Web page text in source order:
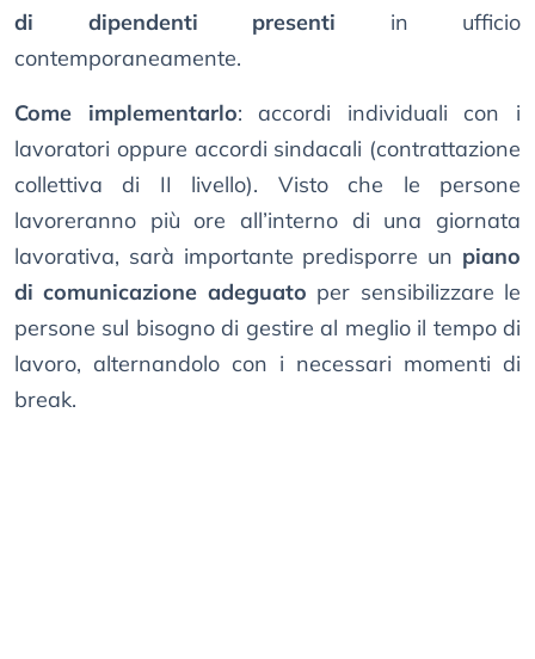
di dipendenti presenti in ufficio
contemporaneamente.
Come implementarlo: accordi individuali con i
lavoratori oppure accordi sindacali (contrattazione
collettiva di II livello). Visto che le persone
lavoreranno più ore all’interno di una giornata
lavorativa, sarà importante predisporre un piano
di comunicazione adeguato per sensibilizzare le
persone sul bisogno di gestire al meglio il tempo di
lavoro, alternandolo con i necessari momenti di
break.